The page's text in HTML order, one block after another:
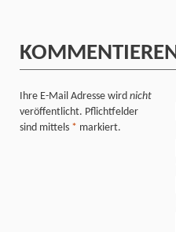
Ihre E-Mail Adresse wird nicht
veröffentlicht. Pflichtfelder
sind mittels * markiert.